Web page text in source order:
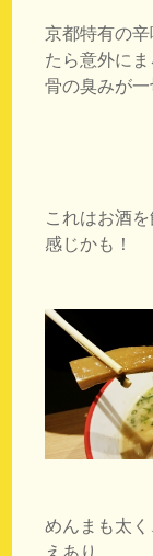
京都特有の
たら意外に
骨の臭みが一
これはお酒
感じかも！
めんまも太